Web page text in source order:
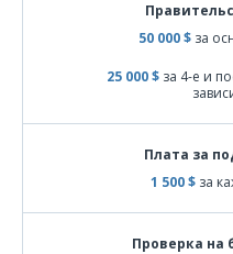
50 000 $ за
25 000 $ за 4-е и
Плата за
1 500 $ за
Проверка на